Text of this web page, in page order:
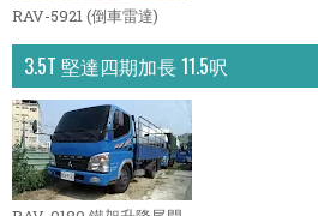
RAV-5921 (倒車雷達)
3.5T 堅達四期加長 11.5呎